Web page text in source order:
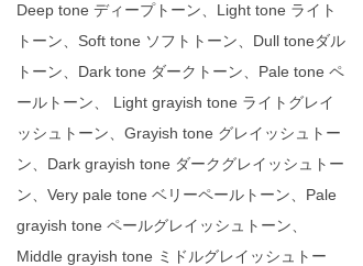
Deep tone ディープトーン、Light tone ライト
トーン、Soft tone ソフトトーン、Dull toneダル
トーン、Dark tone ダークトーン、Pale tone ペ
ールトーン、 Light grayish tone ライトグレイ
ッシュトーン、Grayish tone グレイッシュトー
ン、Dark grayish tone ダークグレイッシュトー
ン、Very pale tone ベリーペールトーン、Pale
grayish tone ペールグレイッシュトーン、
Middle grayish tone ミドルグレイッシュトー